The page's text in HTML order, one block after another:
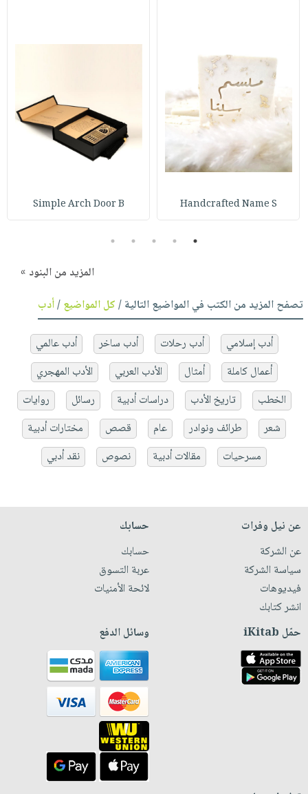
Handcrafted Name S
Simple Arch Door B
1
2
3
4
5
المزيد من البنود »
تصفح المزيد من الكتب في المواضيع التالية /كل المواضيع/أدب
أدب إسلامي أدب رحلات أدب ساخر
أدب عالمي
أعمال كاملة
أمثال الأدب العربي
الأدب المهجري
الخطب
تاريخ الأدب دراسات أدبية رسائل
روايات
شعر
طرائف ونوادر عام قصص
مختارات أدبية
مسرحيات
مقالات أدبية نصوص نقد أدبي
عن نيل وفرات
عن الشركة
سياسة الشركة
فيديوهات
انشر كتابك
حسابك
حسابك
عربة التسوق
لائحة الأمنيات
حمّل iKitab وسائل الدفع